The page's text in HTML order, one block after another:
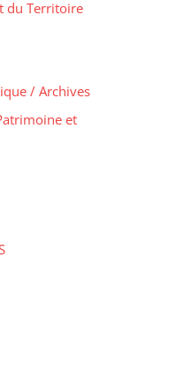
du Territoire
/ Archives
et